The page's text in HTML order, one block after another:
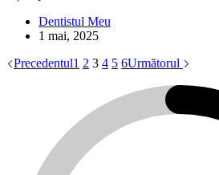
Dentistul Meu
1 mai, 2025
Precedentul1 2 3 4 5 6Următorul